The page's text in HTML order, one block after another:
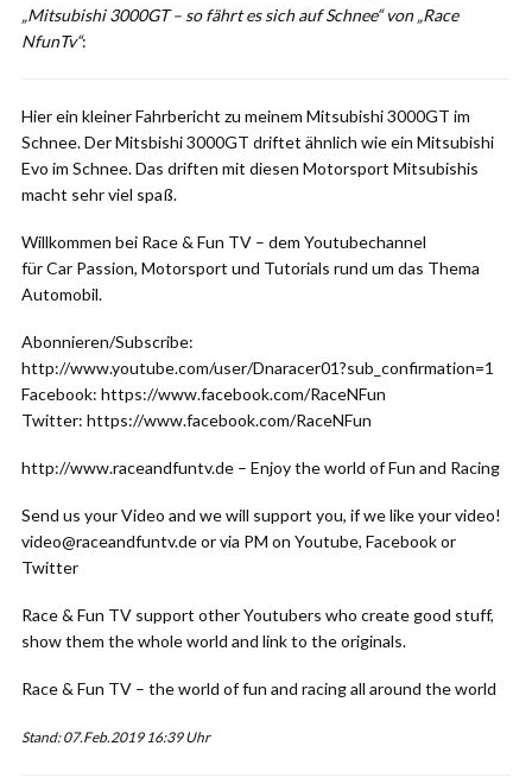
„Mitsubishi 3000GT – so fährt es sich auf Schnee“ von „Race
NfunTv“:
Hier ein kleiner Fahrbericht zu meinem Mitsubishi 3000GT im
Schnee. Der Mitsbishi 3000GT driftet ähnlich wie ein Mitsubishi
Evo im Schnee. Das driften mit diesen Motorsport Mitsubishis
macht sehr viel spaß.
Willkommen bei Race & Fun TV – dem Youtubechannel
für Car Passion, Motorsport und Tutorials rund um das Thema
Automobil.
Abonnieren/Subscribe:
http://www.youtube.com/user/Dnaracer01?sub_confirmation=1
Facebook: https://www.facebook.com/RaceNFun
Twitter: https://www.facebook.com/RaceNFun
http://www.raceandfuntv.de – Enjoy the world of Fun and Racing
Send us your Video and we will support you, if we like your video!
video@raceandfuntv.de or via PM on Youtube, Facebook or
Twitter
Race & Fun TV support other Youtubers who create good stuff,
show them the whole world and link to the originals.
Race & Fun TV – the world of fun and racing all around the world
Stand: 07.Feb.2019 16:39 Uhr